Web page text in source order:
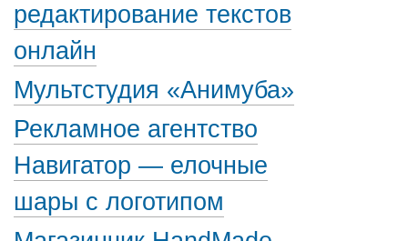
редактирование текстов
онлайн
Мультстудия «Анимуба»
Рекламное агентство
Навигатор — елочные
шары с логотипом